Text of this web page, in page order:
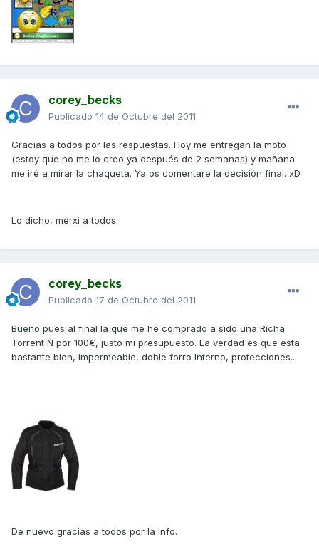
corey_becks
Publicado 14 de Octubre del 2011
Gracias a todos por las respuestas. Hoy me entregan la moto
(estoy que no me lo creo ya después de 2 semanas) y mañana
me iré a mirar la chaqueta. Ya os comentare la decisión final. xD
Lo dicho, merxi a todos.
corey_becks
Publicado 17 de Octubre del 2011
Bueno pues al final la que me he comprado a sido una Richa
Torrent N por 100€, justo mi presupuesto. La verdad es que esta
bastante bien, impermeable, doble forro interno, protecciones...
De nuevo gracias a todos por la info.